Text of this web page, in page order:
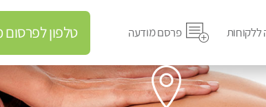
ללקוחות פרסם מודעה טלפון לפרסום מודעה: